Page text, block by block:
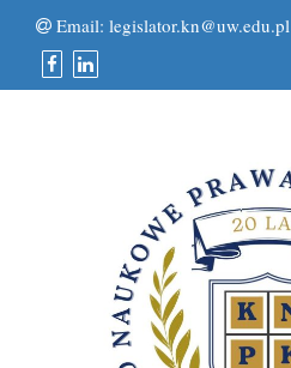
Email: legislator.kn@uw.edu.pl